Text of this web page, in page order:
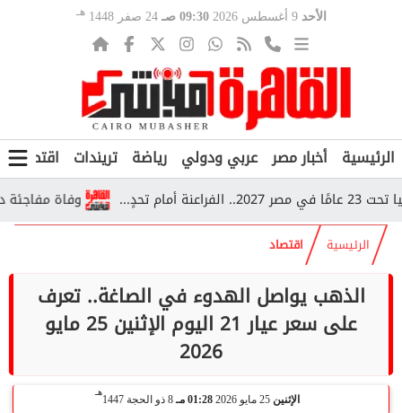
الأحد 9 أغسطس 2026 09:30 صـ 24 صفر 1448 هـ
الرئيسية أخبار مصر عربي ودولي رياضة تريندات اقتصاد
وفاة مفاجئة داخل قطار بأسيوط.. 5 أطفال
الرئيسية اقتصاد
الذهب يواصل الهدوء في الصاغة.. تعرف
على سعر عيار 21 اليوم الإثنين 25 مايو
2026
الإثنين 01:28 مـ 8 ذو الحجة 1447
هـ